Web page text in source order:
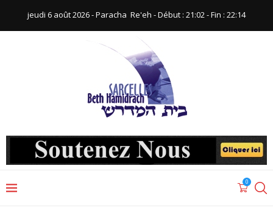
jeudi 6 août 2026 - Paracha ‪ Re'eh‬ - Début : 21:02‬ - Fin : ‪22:14‬
0